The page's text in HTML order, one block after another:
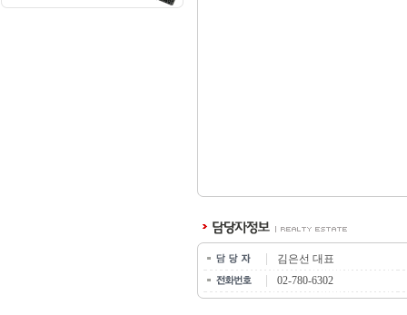
김은선 대표
02-780-6302